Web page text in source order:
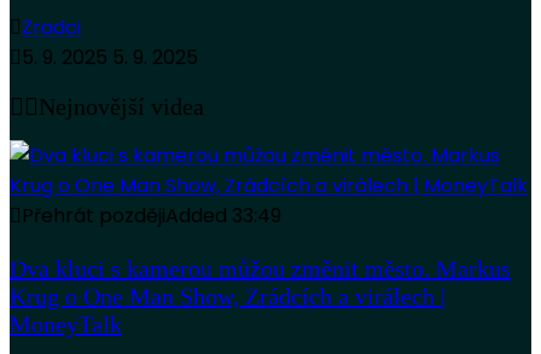
Zradci
5. 9. 2025 5. 9. 2025
Nejnovější videa
Přehrát pozdějiAdded 33:49
Dva kluci s kamerou můžou změnit město. Markus
Krug o One Man Show, Zrádcích a virálech |
MoneyTalk